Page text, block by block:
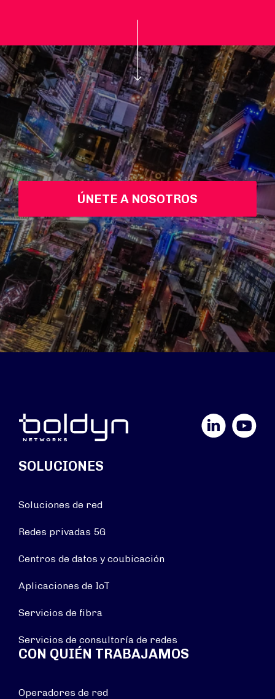
ÚNETE A NOSOTROS
YouTube
SOLUCIONES
Soluciones de red
Redes privadas 5G
Centros de datos y coubicación
Aplicaciones de IoT
Servicios de fibra
Servicios de consultoría de redes
CON QUIÉN TRABAJAMOS
Operadores de red